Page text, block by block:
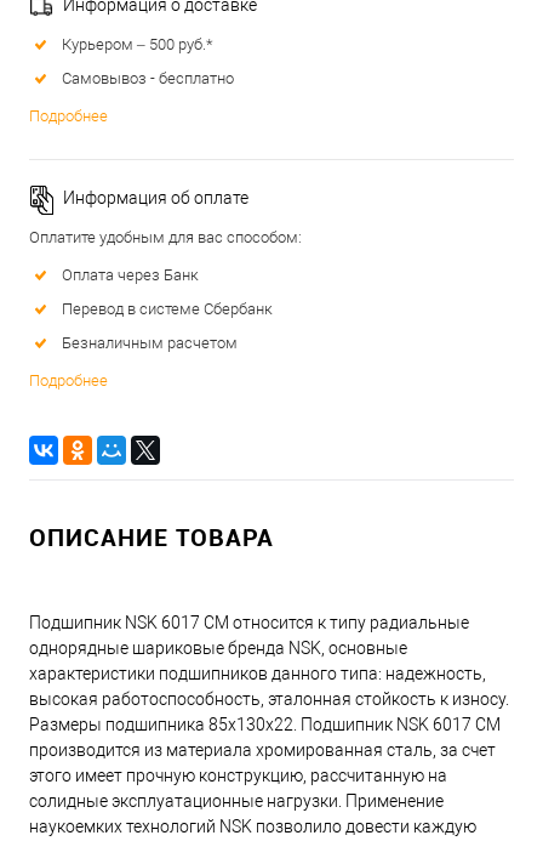
Информация о доставке
Курьером – 500 руб.*
Самовывоз - бесплатно
Подробнее
Информация об оплате
Оплатите удобным для вас способом:
Оплата через Банк
Перевод в системе Сбербанк
Безналичным расчетом
Подробнее
ОПИСАНИЕ ТОВАРА
Подшипник NSK 6017 CM относится к типу радиальные
однорядные шариковые бренда NSK, основные
характеристики подшипников данного типа: надежность,
высокая работоспособность, эталонная стойкость к износу.
Размеры подшипника 85x130x22. Подшипник NSK 6017 CM
производится из материала хромированная сталь, за счет
этого имеет прочную конструкцию, рассчитанную на
солидные эксплуатационные нагрузки. Применение
наукоемких технологий NSK позволило довести каждую